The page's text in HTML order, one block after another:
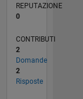
REPUTAZIONE
0
CONTRIBUTI
2
Domande
2
Risposte